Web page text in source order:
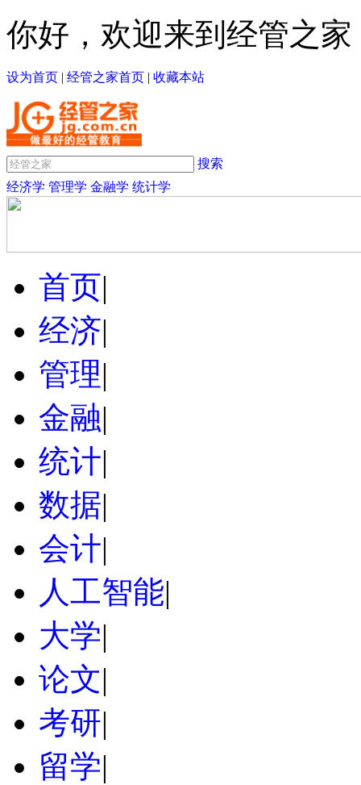
你好，欢迎来到经管之家
设为首页 | 经管之家首页 | 收藏本站
搜索
经济学 管理学 金融学 统计学
首页|
经济|
管理|
金融|
统计|
数据|
会计|
人工智能|
大学|
论文|
考研|
留学|